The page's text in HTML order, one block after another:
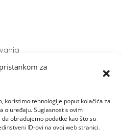
za
koristimo tehnologije poput kolačića za
o uređaju. Suglasnost s ovim
obrađujemo podatke kao što su
ID-ovi na ovoj web stranici.